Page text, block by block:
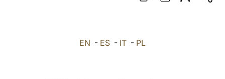
EN - ES - IT - PL